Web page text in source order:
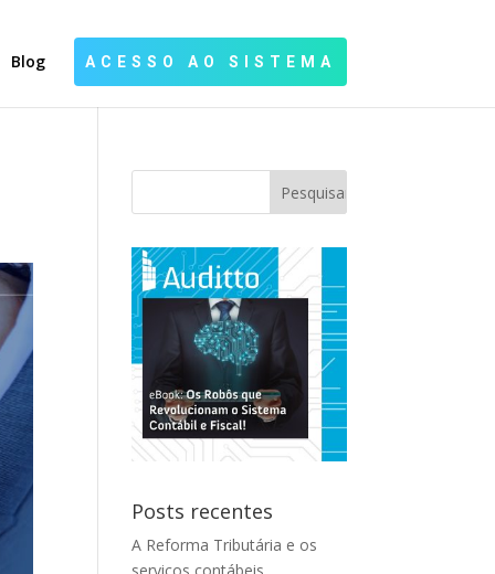
Blog ACESSO AO SISTEMA
Posts recentes
A Reforma Tributária e os